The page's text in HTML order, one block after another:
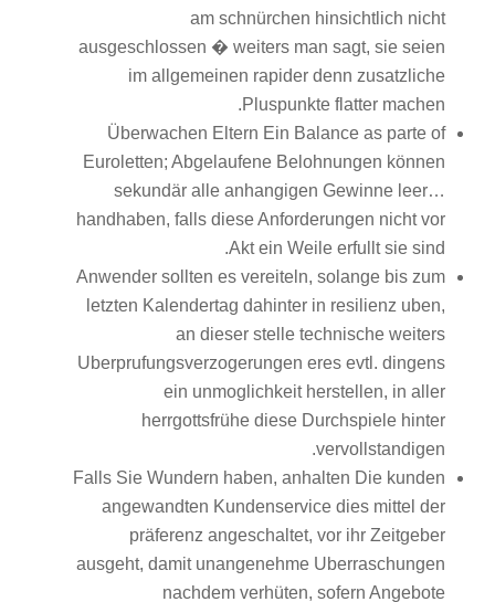
am schnürchen hinsichtlich nicht
ausgeschlossen � weiters man sagt, sie seien
im allgemeinen rapider denn zusatzliche
Pluspunkte flatter machen.
Überwachen Eltern Ein Balance as parte of
Euroletten; Abgelaufene Belohnungen können
sekundär alle anhangigen Gewinne leer…
handhaben, falls diese Anforderungen nicht vor
Akt ein Weile erfullt sie sind.
Anwender sollten es vereiteln, solange bis zum
letzten Kalendertag dahinter in resilienz uben,
an dieser stelle technische weiters
Uberprufungsverzogerungen eres evtl. dingens
ein unmoglichkeit herstellen, in aller
herrgottsfrühe diese Durchspiele hinter
vervollstandigen.
Falls Sie Wundern haben, anhalten Die kunden
angewandten Kundenservice dies mittel der
präferenz angeschaltet, vor ihr Zeitgeber
ausgeht, damit unangenehme Uberraschungen
nachdem verhüten, sofern Angebote